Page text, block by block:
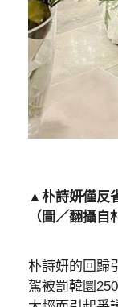
▲朴詩妍僅反
（圖／翻攝自
朴詩妍的回歸
駕被罰韓圜